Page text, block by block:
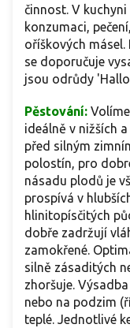
činnost. V
konzumaci,
oříškových
se doporučuje
jsou odrůdy
Pěstování:
ideálně v nižších
před silným
polostín, pro
násadu plodů je
prospívá v
hlinitopísčitých
dobře zadržují
zamokřené.
silně zásaditých
zhoršuje.
nebo na podzim
teplé. Jednotlivé